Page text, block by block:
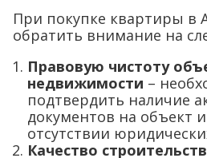
При покупке квартиры в
обратить внимание на
Правовую чистоту
недвижимости –
подтвердить наличие
документов на объект
отсутствии
Качество